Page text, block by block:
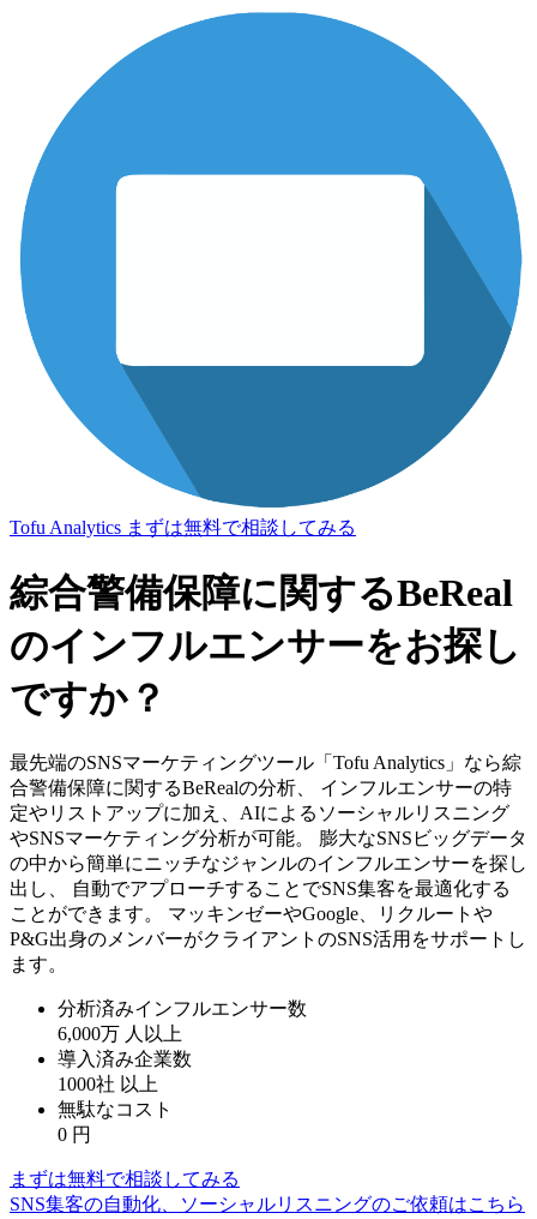
Tofu Analytics まずは無料で相談してみる
綜合警備保障に関するBeReal
のインフルエンサーをお探し
ですか？
最先端のSNSマーケティングツール「Tofu Analytics」なら綜
合警備保障に関するBeRealの分析、 インフルエンサーの特
定やリストアップに加え、AIによるソーシャルリスニング
やSNSマーケティング分析が可能。 膨大なSNSビッグデータ
の中から簡単にニッチなジャンルのインフルエンサーを探し
出し、 自動でアプローチすることでSNS集客を最適化する
ことができます。 マッキンゼーやGoogle、リクルートや
P&G出身のメンバーがクライアントのSNS活用をサポートし
ます。
分析済みインフルエンサー数
6,000万 人以上
導入済み企業数
1000社 以上
無駄なコスト
0 円
まずは無料で相談してみる
SNS集客の自動化、ソーシャルリスニングのご依頼はこちら